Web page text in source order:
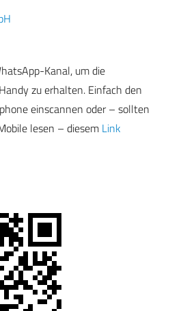
Kanal, um die
zu erhalten. Einfach den
einscannen oder – sollten
lesen – diesem Link